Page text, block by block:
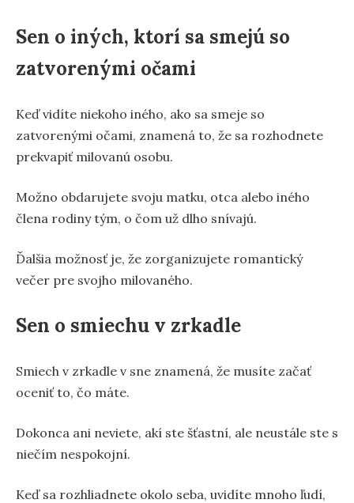
Sen o iných, ktorí sa smejú so
zatvorenými očami
Keď vidíte niekoho iného, ako sa smeje so
zatvorenými očami, znamená to, že sa rozhodnete
prekvapiť milovanú osobu.
Možno obdarujete svoju matku, otca alebo iného
člena rodiny tým, o čom už dlho snívajú.
Ďalšia možnosť je, že zorganizujete romantický
večer pre svojho milovaného.
Sen o smiechu v zrkadle
Smiech v zrkadle v sne znamená, že musíte začať
oceniť to, čo máte.
Dokonca ani neviete, akí ste šťastní, ale neustále ste s
niečím nespokojní.
Keď sa rozhliadnete okolo seba, uvidíte mnoho ľudí,